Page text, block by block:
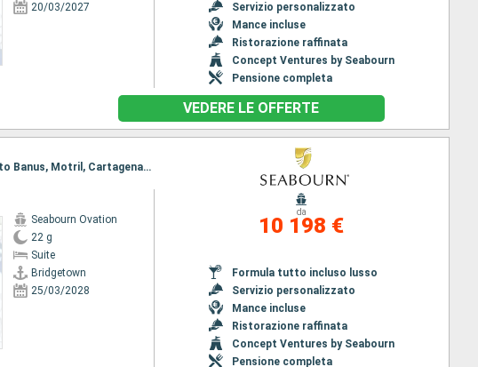
20/03/2027
Servizio personalizzato
Mance incluse
Ristorazione raffinata
Concept Ventures by Seabourn
Pensione completa
VEDERE LE OFFERTE
Itinerario : Bridgetown, Santa Lucia, Madera, Lisbona, Cadice, Tangeri, Ceuta, Porto Banus, Motril, Cartagena, Tarragona, Barcellona
Seabourn Ovation
22 g
Suite
Bridgetown
25/03/2028
da
10 198 €
Formula tutto incluso lusso
Servizio personalizzato
Mance incluse
Ristorazione raffinata
Concept Ventures by Seabourn
Pensione completa